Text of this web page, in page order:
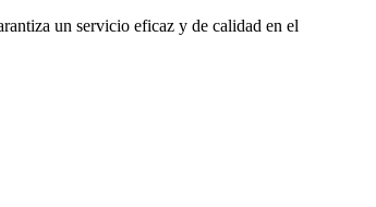
un servicio eficaz y de calidad en el